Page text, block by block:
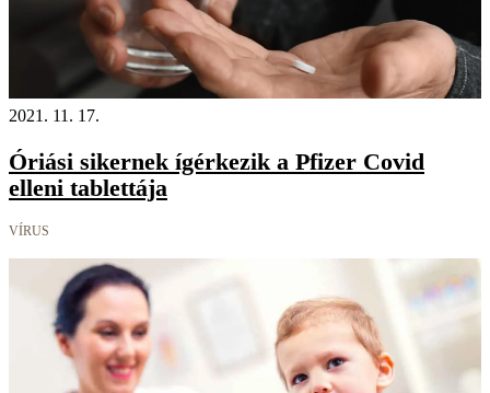
2021. 11. 17.
Óriási sikernek ígérkezik a Pfizer Covid
elleni tablettája
VÍRUS